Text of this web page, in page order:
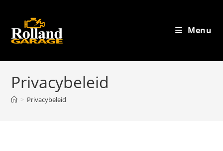
Menu
Privacybeleid
> Privacybeleid